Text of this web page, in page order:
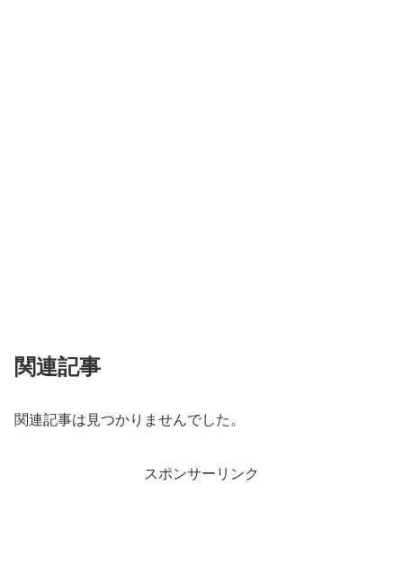
関連記事
関連記事は見つかりませんでした。
スポンサーリンク